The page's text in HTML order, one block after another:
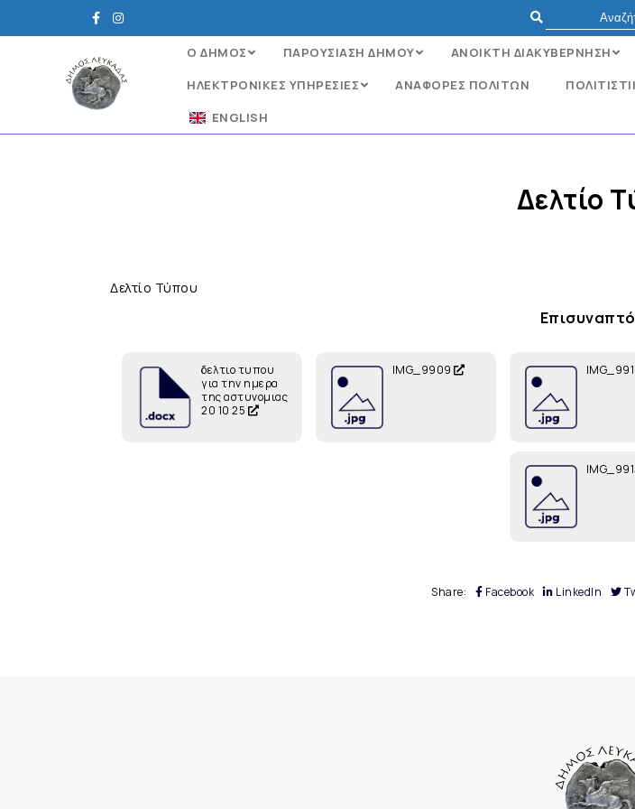
Ο ΔΗΜΟΣ ΠΑΡΟΥΣΙΑΣΗ ΔΗΜΟΥ ΑΝΟΙΚΤΗ ΔΙΑΚΥΒΕΡΝΗΣΗ
ΗΛΕΚΤΡΟΝΙΚΈΣ ΥΠΗΡΕΣΊΕΣ
ΑΝΑΦΟΡΈΣ ΠΟΛΙΤΏΝ
ENGLISH
Δελτίο
Δελτίο Τύπου
δελτιο τυπου
για την ημερα
της αστυνομιας
20 10 25
IMG_9909
Share: Facebook LinkedIn